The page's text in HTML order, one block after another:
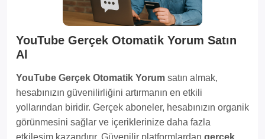
YouTube Gerçek Otomatik Yorum Satın
Al
YouTube Gerçek Otomatik Yorum satın almak,
hesabınızın güvenilirliğini artırmanın en etkili
yollarından biridir. Gerçek aboneler, hesabınızın organik
görünmesini sağlar ve içeriklerinize daha fazla
etkileşim kazandırır. Güvenilir platformlardan gerçek